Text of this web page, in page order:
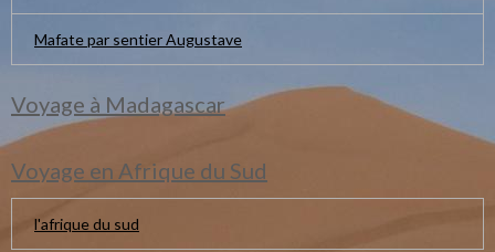
Mafate par sentier Augustave
Voyage à Madagascar
Voyage en Afrique du Sud
l'afrique du sud